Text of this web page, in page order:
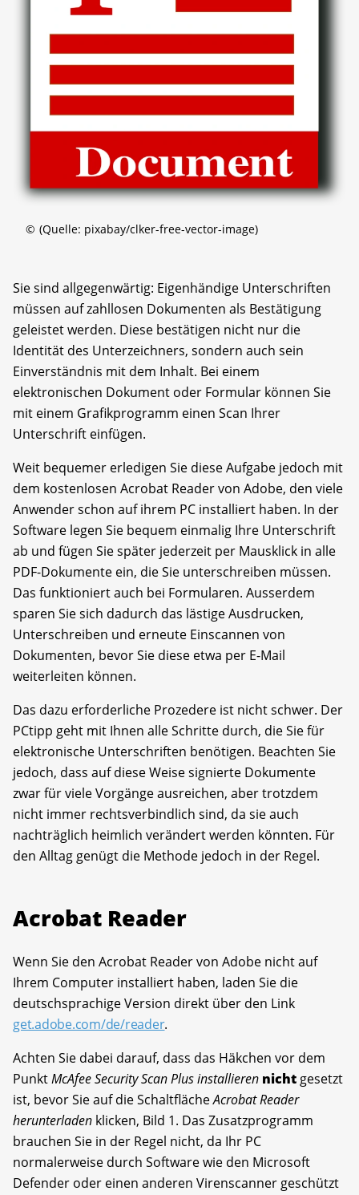
© (Quelle: pixabay/clker-free-vector-image)
Sie sind allgegenwärtig: Eigenhändige Unterschriften
müssen auf zahllosen Dokumenten als Bestätigung
geleistet werden. Diese bestätigen nicht nur die
Identität des Unterzeichners, sondern auch sein
Einverständnis mit dem Inhalt. Bei einem
elektronischen Dokument oder Formular können Sie
mit einem Grafikprogramm einen Scan Ihrer
Unterschrift einfügen.
Weit bequemer erledigen Sie diese Aufgabe jedoch mit
dem kostenlosen Acrobat Reader von Adobe, den viele
Anwender schon auf ihrem PC installiert haben. In der
Software legen Sie bequem einmalig Ihre Unterschrift
ab und fügen Sie später jederzeit per Mausklick in alle
PDF-Dokumente ein, die Sie unterschreiben müssen.
Das funktioniert auch bei Formularen. Ausserdem
sparen Sie sich dadurch das lästige Ausdrucken,
Unterschreiben und erneute Einscannen von
Dokumenten, bevor Sie diese etwa per E-Mail
weiterleiten können.
Das dazu erforderliche Prozedere ist nicht schwer. Der
PCtipp geht mit Ihnen alle Schritte durch, die Sie für
elektronische Unterschriften benötigen. Beachten Sie
jedoch, dass auf diese Weise signierte Dokumente
zwar für viele Vorgänge ausreichen, aber trotzdem
nicht immer rechtsverbindlich sind, da sie auch
nachträglich heimlich verändert werden könnten. Für
den Alltag genügt die Methode jedoch in der Regel.
Acrobat Reader
Wenn Sie den Acrobat Reader von Adobe nicht auf
Ihrem Computer installiert haben, laden Sie die
deutschsprachige Version direkt über den Link
get.adobe.com/de/reader.
Achten Sie dabei darauf, dass das Häkchen vor dem
PunktMcAfee Security Scan Plus installieren nicht gesetzt
ist, bevor Sie auf die SchaltflächeAcrobat Reader
herunterladen klicken, Bild 1. Das Zusatzprogramm
brauchen Sie in der Regel nicht, da Ihr PC
normalerweise durch Software wie den Microsoft
Defender oder einen anderen Virenscanner geschützt